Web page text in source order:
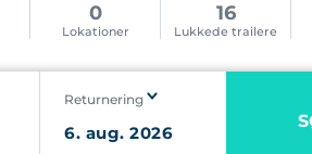
0
Lokationer
16
Lukkede trailere
Returnering